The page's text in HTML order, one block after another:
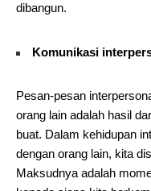
dibangun.
Komunikasi
Pesan-pesan
orang lain adalah hasil
buat. Dalam kehidupan
dengan orang lain, kita
Maksudnya adalah